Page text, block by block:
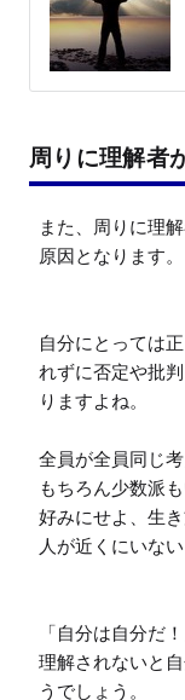
周りに理解者
また、周りに理
原因となります。
自分にとっては
れずに否定や批
りますよね。
全員が全員同じ
もちろん少数派も
好みにせよ、生
人が近くにいな
「自分は自分だ
理解されないと
うでしょう。